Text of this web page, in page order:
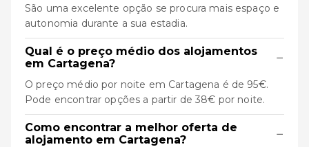
São uma excelente opção se procura mais espaço e
autonomia durante a sua estadia.
Qual é o preço médio dos alojamentos
em Cartagena?
−
O preço médio por noite em Cartagena é de 95€.
Pode encontrar opções a partir de 38€ por noite.
Como encontrar a melhor oferta de
alojamento em Cartagena?
−